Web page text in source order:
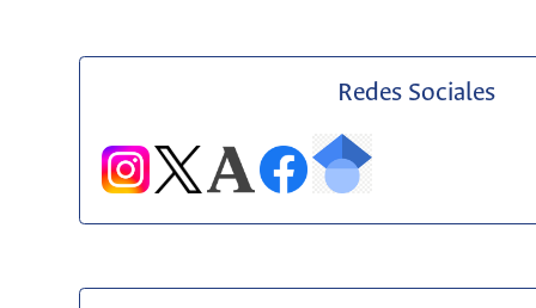
Redes Sociales